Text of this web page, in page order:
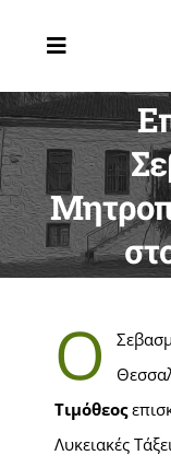
περιεχόμενο
Toggle
Navigation
ΑΡΧΙΚΗ
ΤΟ ΣΧΟΛΕΙΟ
ERASMUS
ΔΡΑΣΤΗΡΙΟΤΗΤΕΣ
ΤΕΛΕΥΤΑΙΑ ΝΕΑ
ΕΠΙΚΟΙΝΩΝΙΑ
Ο
Τιμόθεος
Λυκειακές